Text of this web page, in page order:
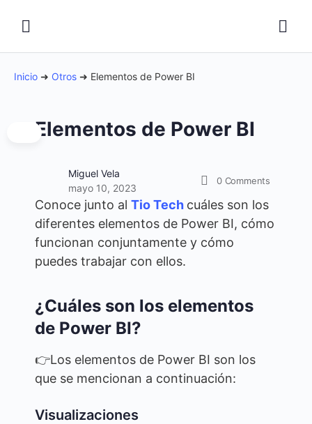
Inicio ➜ Otros ➜ Elementos de Power BI
Elementos de Power BI
Miguel Vela
mayo 10, 2023
0 Comments
Conoce junto al Tio Tech cuáles son los
diferentes elementos de Power BI, cómo
funcionan conjuntamente y cómo
puedes trabajar con ellos.
¿Cuáles son los elementos
de Power BI?
👉Los elementos de Power BI son los
que se mencionan a continuación:
Visualizaciones